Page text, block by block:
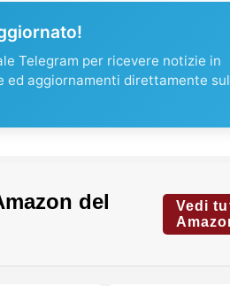
Telegram per ricevere notizie in
ed aggiornamenti direttamente sul